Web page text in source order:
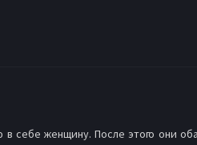
себе женщину. После этого они